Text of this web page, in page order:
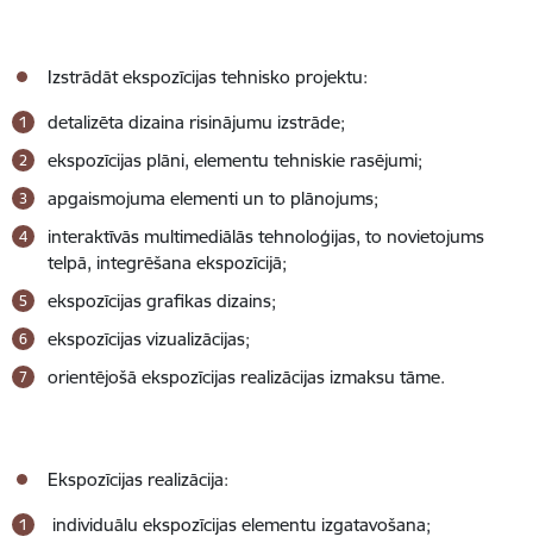
Izstrādāt ekspozīcijas tehnisko projektu:
detalizēta dizaina risinājumu izstrāde;
ekspozīcijas plāni, elementu tehniskie rasējumi;
apgaismojuma elementi un to plānojums;
interaktīvās multimediālās tehnoloģijas, to novietojums
telpā, integrēšana ekspozīcijā;
ekspozīcijas graﬁkas dizains;
ekspozīcijas vizualizācijas;
orientējošā ekspozīcijas realizācijas izmaksu tāme.
Ekspozīcijas realizācija:
individuālu ekspozīcijas elementu izgatavošana;